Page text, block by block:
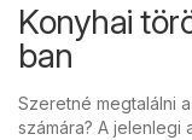
Konyhai
ban
Szeretné megtalálni
számára? A jelenlegi